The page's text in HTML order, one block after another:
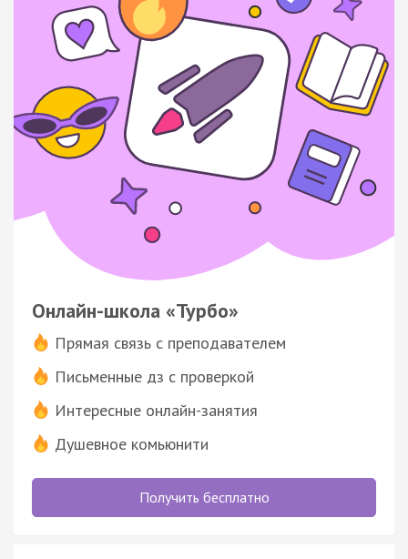
Онлайн-школа «Турбо»
Прямая связь с преподавателем
Письменные дз с проверкой
Интересные онлайн-занятия
Душевное комьюнити
Получить бесплатно